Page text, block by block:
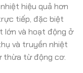
hiệu quả hơn
tiếp, đặc biệt
lớn và hoạt động ở
và truyền nhiệt
thừa từ động cơ.